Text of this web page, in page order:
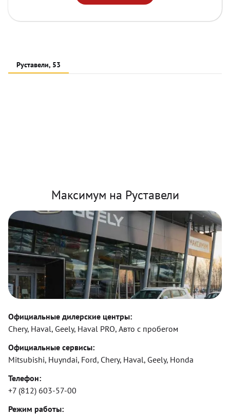
Руставели, 53
Максимум на Руставели
Официальные дилерские центры:
Chery, Haval, Geely, Haval PRO, Авто с пробегом
Официальные сервисы:
Mitsubishi, Huyndai, Ford, Chery, Haval, Geely, Honda
Телефон:
+7 (812) 603-57-00
Режим работы: